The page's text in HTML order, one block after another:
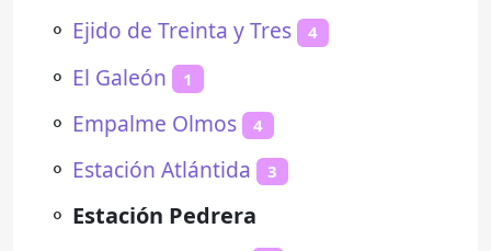
⚬ Ejido de Treinta y Tres 4
⚬ El Galeón 1
⚬ Empalme Olmos 4
⚬ Estación Atlántida 3
⚬ Estación Pedrera